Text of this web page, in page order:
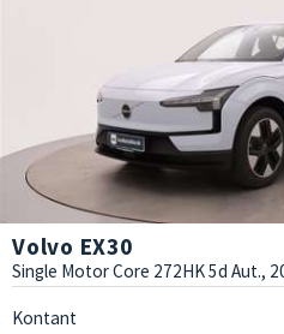
Volvo EX30
Single Motor Core 272HK 5d Aut.,
Kontant